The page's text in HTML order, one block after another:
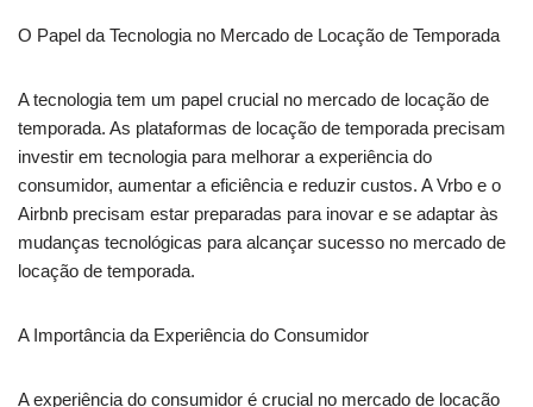
O Papel da Tecnologia no Mercado de Locação de Temporada
A tecnologia tem um papel crucial no mercado de locação de
temporada. As plataformas de locação de temporada precisam
investir em tecnologia para melhorar a experiência do
consumidor, aumentar a eficiência e reduzir custos. A Vrbo e o
Airbnb precisam estar preparadas para inovar e se adaptar às
mudanças tecnológicas para alcançar sucesso no mercado de
locação de temporada.
A Importância da Experiência do Consumidor
A experiência do consumidor é crucial no mercado de locação